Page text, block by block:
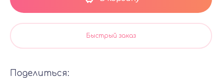
Быстрый заказ
Поделиться: